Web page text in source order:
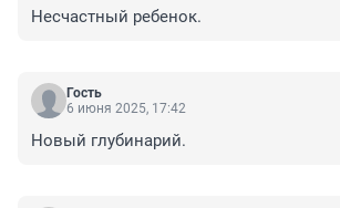
Несчастный ребенок.
Гость
6 июня 2025, 17:42
Новый глубинарий.